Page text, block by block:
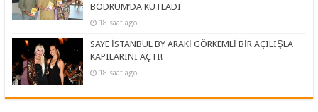
BODRUM’DA KUTLADI
18 saat ago
SAYE İSTANBUL BY ARAKİ GÖRKEMLİ BİR AÇILIŞLA
KAPILARINI AÇTI!
18 saat ago